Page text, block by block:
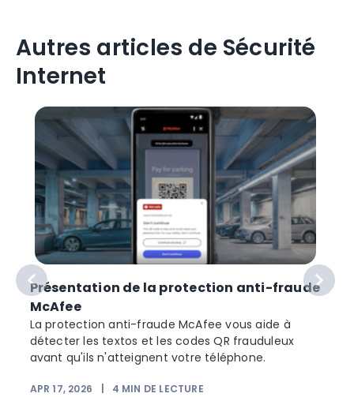
Autres articles de Sécurité
Internet
Présentation de la protection anti-fraude
McAfee
La protection anti-fraude McAfee vous aide à
détecter les textos et les codes QR frauduleux
avant qu'ils n'atteignent votre téléphone.
APR 17, 2026 4 MIN DE LECTURE